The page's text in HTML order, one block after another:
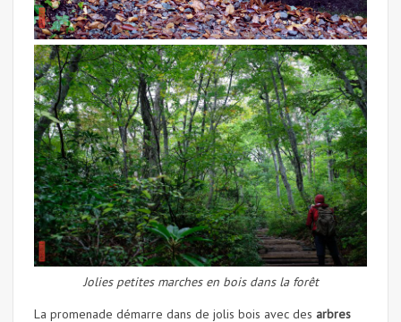
Jolies petites marches en bois dans la forêt
La promenade démarre dans de jolis bois avec des arbres